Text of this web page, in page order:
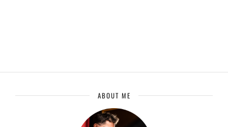
ABOUT ME